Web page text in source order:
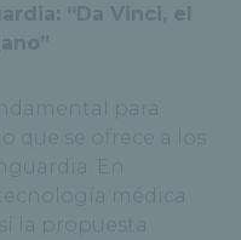
“Da Vinci, el
para
que se ofrece a los
En
médica
la propuesta